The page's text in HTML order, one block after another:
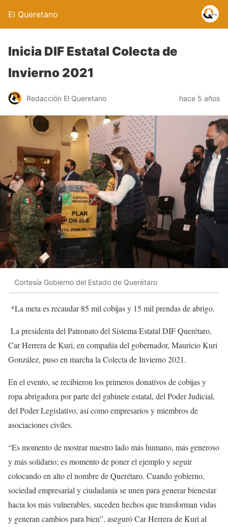
El Queretano
Inicia DIF Estatal Colecta de
Invierno 2021
Redacción El Queretano hace 5 años
Cortesía Gobierno del Estado de Querétaro
*La meta es recaudar 85 mil cobijas y 15 mil prendas de abrigo.
La presidenta del Patronato del Sistema Estatal DIF Querétaro,
Car Herrera de Kuri, en compañía del gobernador, Mauricio Kuri
González, puso en marcha la Colecta de Invierno 2021.
En el evento, se recibieron los primeros donativos de cobijas y
ropa abrigadora por parte del gabinete estatal, del Poder Judicial,
del Poder Legislativo, así como empresarios y miembros de
asociaciones civiles.
“Es momento de mostrar nuestro lado más humano, más generoso
y más solidario; es momento de poner el ejemplo y seguir
colocando en alto el nombre de Querétaro. Cuando gobierno,
sociedad empresarial y ciudadanía se unen para generar bienestar
hacia los más vulnerables, suceden hechos que transforman vidas
y generan cambios para bien”, aseguró Car Herrera de Kuri al